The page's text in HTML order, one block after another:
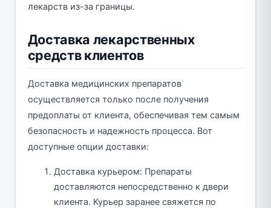
лекарств из-за границы.
Доставка лекарственных
средств клиентов
Доставка медицинских препаратов
осуществляется только после получения
предоплаты от клиента, обеспечивая тем самым
безопасность и надежность процесса. Вот
доступные опции доставки:
Доставка курьером: Препараты
доставляются непосредственно к двери
клиента. Курьер заранее свяжется по